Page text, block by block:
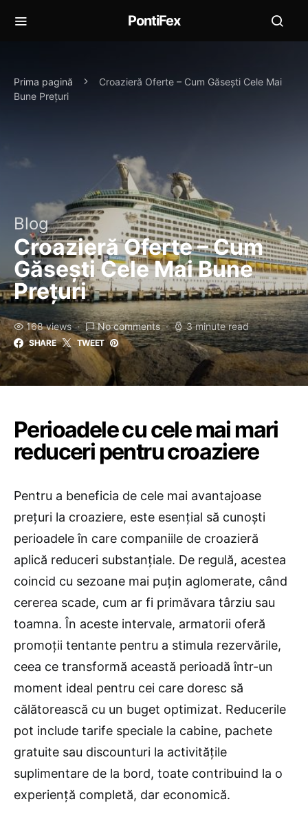
PontiFex
Prima pagină
Croazieră Oferte – Cum Găsești Cele Mai
Bune Prețuri
Blog
Croazieră Oferte – Cum
Găsești Cele Mai Bune
Prețuri
168 views No comments 3 minute read
SHARE TWEET
Perioadele cu cele mai mari
reduceri pentru croaziere
Pentru a beneficia de cele mai avantajoase
prețuri la croaziere, este esențial să cunoști
perioadele în care companiile de croazieră
aplică reduceri substanțiale. De regulă, acestea
coincid cu sezoane mai puțin aglomerate, când
cererea scade, cum ar fi primăvara târziu sau
toamna. În aceste intervale, armatorii oferă
promoții tentante pentru a stimula rezervările,
ceea ce transformă această perioadă într-un
moment ideal pentru cei care doresc să
călătorească cu un buget optimizat. Reducerile
pot include tarife speciale la cabine, pachete
gratuite sau discounturi la activitățile
suplimentare de la bord, toate contribuind la o
experiență completă, dar economică.